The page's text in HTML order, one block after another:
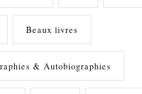
Beaux livres
& Autobiographies